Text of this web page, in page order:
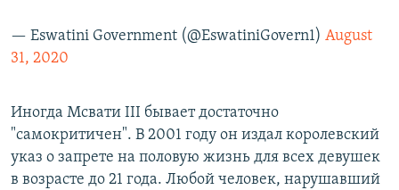
— Eswatini Government (@EswatiniGovern1) August
31, 2020
Иногда Мсвати III бывает достаточно
"самокритичен". В 2001 году он издал королевский
указ о запрете на половую жизнь для всех девушек
в возрасте до 21 года. Любой человек, нарушавший